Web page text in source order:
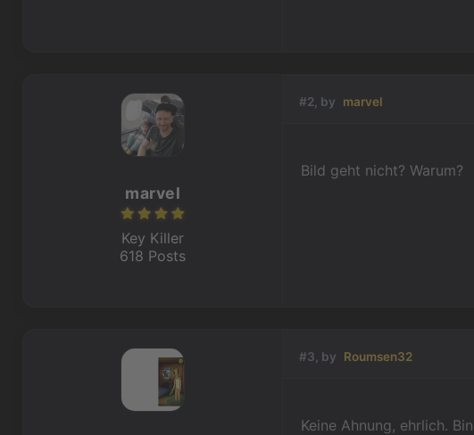
#2, by marvel
Bild geht nicht? Warum?
marvel
Key Killer
618 Posts
#3, by Roumsen32
Keine Ahnung, ehrlich.